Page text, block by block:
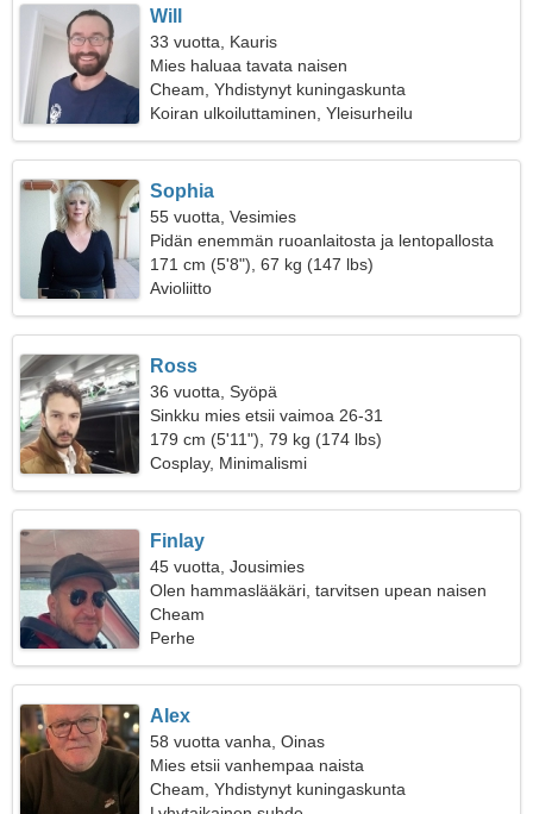
Will
33 vuotta, Kauris
Mies haluaa tavata naisen
Cheam, Yhdistynyt kuningaskunta
Koiran ulkoiluttaminen, Yleisurheilu
Sophia
55 vuotta, Vesimies
Pidän enemmän ruoanlaitosta ja lentopallosta
171 cm (5'8"), 67 kg (147 lbs)
Avioliitto
Ross
36 vuotta, Syöpä
Sinkku mies etsii vaimoa 26-31
179 cm (5'11"), 79 kg (174 lbs)
Cosplay, Minimalismi
Finlay
45 vuotta, Jousimies
Olen hammaslääkäri, tarvitsen upean naisen
Cheam
Perhe
Alex
58 vuotta vanha, Oinas
Mies etsii vanhempaa naista
Cheam, Yhdistynyt kuningaskunta